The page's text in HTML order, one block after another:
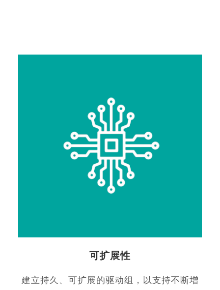
可扩展性
建立持久、可扩展的驱动组，以支持不断增